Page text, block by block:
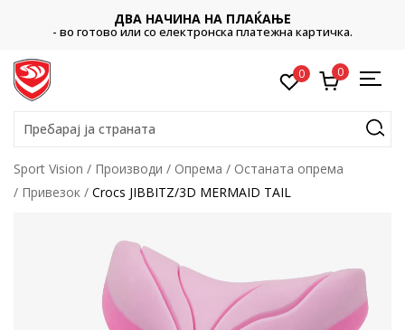
ДВА НАЧИНА НА ПЛАЌАЊЕ
- во готово или со електронска платежна картичка.
0 0
Пребарај ја страната
Sport Vision Производи Опрема
Останата опрема
Привезок
Crocs JIBBITZ/3D MERMAID TAIL